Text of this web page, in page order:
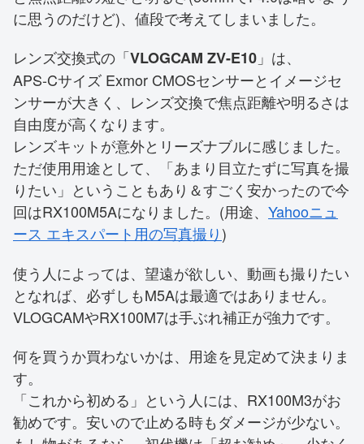
に思うのだけど)、値段で考えてしまいました。
レンズ交換式の「VLOGCAM ZV-E10 」は、
APS-Cサイズ Exmor CMOSセンサーとイメージセ
ンサーが大きく、レンズ交換で焦点距離や明るさは
自由度が高くなります。
レンズキットが意外とリーズナブルに感じました。
ただ使用用途として、「あまり目立たずに写真を撮
りたい」ということもあり＆すごく安かったので今
回はRX100M5Aになりました。(用途、 Yahooニュ
ース エキスパート用の写真撮り)
使う人によっては、望遠が欲しい、動画も撮りたい
となれば、必ずしもM5Aは最適ではありません。
VLOGCAMやRX100M7は手ぶれ補正が強力です。
何を買うか買わないかは、用途を見定めて決まりま
す。
「これから初める」という人には、RX100M3がお
勧めです。安いので止める時もダメージが少ない。